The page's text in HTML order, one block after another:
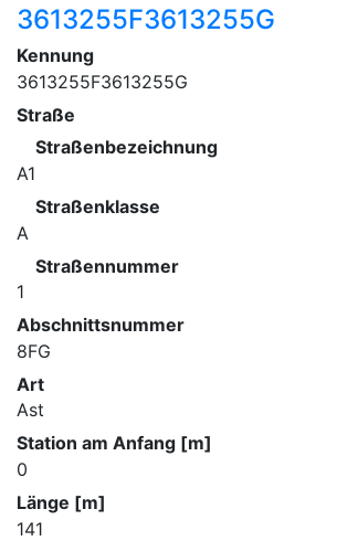
3613255F3613255G
Kennung
3613255F3613255G
Straße
Straßenbezeichnung
A1
Straßenklasse
A
Straßennummer
1
Abschnittsnummer
8FG
Art
Ast
Station am Anfang [m]
0
Länge [m]
141